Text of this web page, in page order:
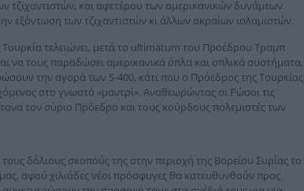
τζιχαντιστών, και αφετέρου των αμερικανικών δυνάμεων
εξόντωση των τζιχαντιστών κι άλλων ακραίων ισλαμιστών.
τελειώνει, μετά το ultimatum του Προέδρου Τραμπ
να τους παραδώσει αμερικανικά όπλα και οπλικά συστήματα,
την αγορά των S-400, κάτι που ο Πρόεδρος της Τουρκίας
στο γνωστό «μαντρί». Αναθεωρώντας οι Ρώσοι τις
τον σύριο Πρόεδρο και τους κούρδους πολεμιστές των
δόλιους σκοπούς της στην περιοχή της Βορείου Συρίας το
αφού χιλιάδες νέοι πρόσφυγες θα κατευθυνθούν προς